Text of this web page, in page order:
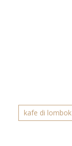
kafe di lombok